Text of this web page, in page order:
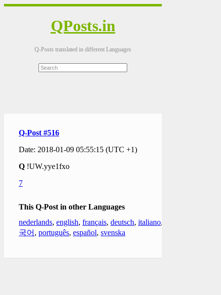
QPosts.in
Q-Posts translated in different Languages
Q-Post #516
Date: 2018-01-09 05:55:15 (UTC +1)
Q !UW.yye1fxo
7
This Q-Post in other Languages
nederlands, english, français, deutsch, italiano,
국어 , português, español, svenska